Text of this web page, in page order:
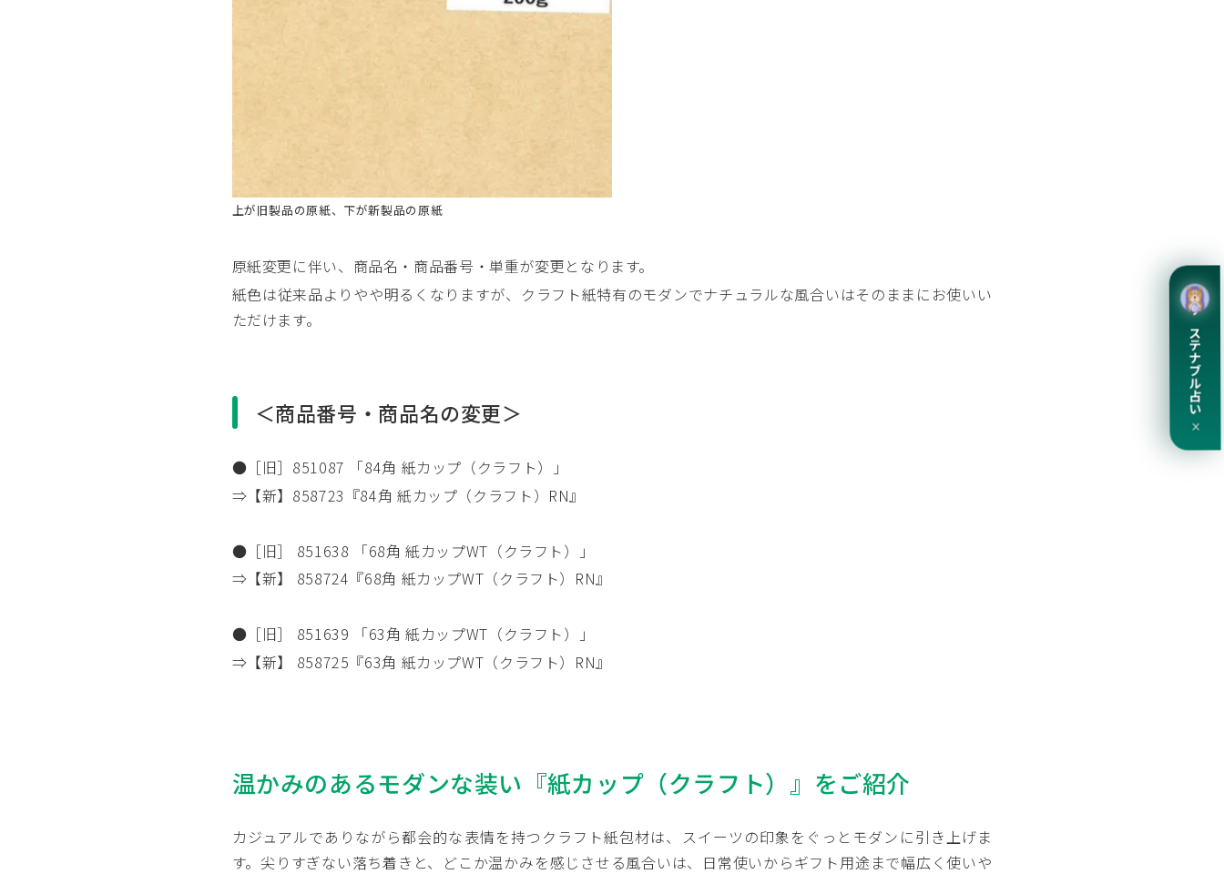
上が旧製品の原紙、下が新製品の原紙
原紙変更に伴い、商品名・商品番号・単重が変更となります。
紙色は従来品よりやや明るくなりますが、クラフト紙特有のモダンでナチュラルな風合いはそのままにお使いい
ただけます。
＜商品番号・商品名の変更＞
●［旧］851087 「84角 紙カップ（クラフト）」
⇒【新】858723『84角 紙カップ（クラフト）RN』
●［旧］ 851638 「68角 紙カップWT（クラフト）」
⇒【新】 858724『68角 紙カップWT（クラフト）RN』
●［旧］ 851639 「63角 紙カップWT（クラフト）」
⇒【新】 858725『63角 紙カップWT（クラフト）RN』
温かみのあるモダンな装い『紙カップ（クラフト）』をご紹介
カジュアルでありながら都会的な表情を持つクラフト紙包材は、スイーツの印象をぐっとモダンに引き上げま
す。尖りすぎない落ち着きと、どこか温かみを感じさせる風合いは、日常使いからギフト用途まで幅広く使いや
サステナブル占い
×